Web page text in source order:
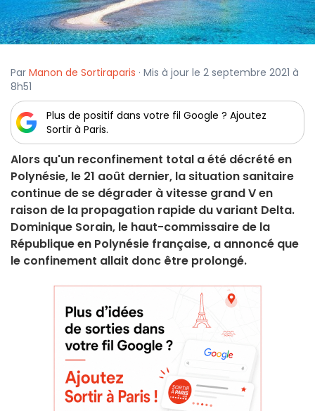
Par Manon de Sortiraparis · Mis à jour le 2 septembre 2021 à
8h51
Plus de positif dans votre fil Google ? Ajoutez
Sortir à Paris.
Alors qu'un reconfinement total a été décrété en
Polynésie, le 21 août dernier, la situation sanitaire
continue de se dégrader à vitesse grand V en
raison de la propagation rapide du variant Delta.
Dominique Sorain, le haut-commissaire de la
République en Polynésie française, a annoncé que
le confinement allait donc être prolongé.